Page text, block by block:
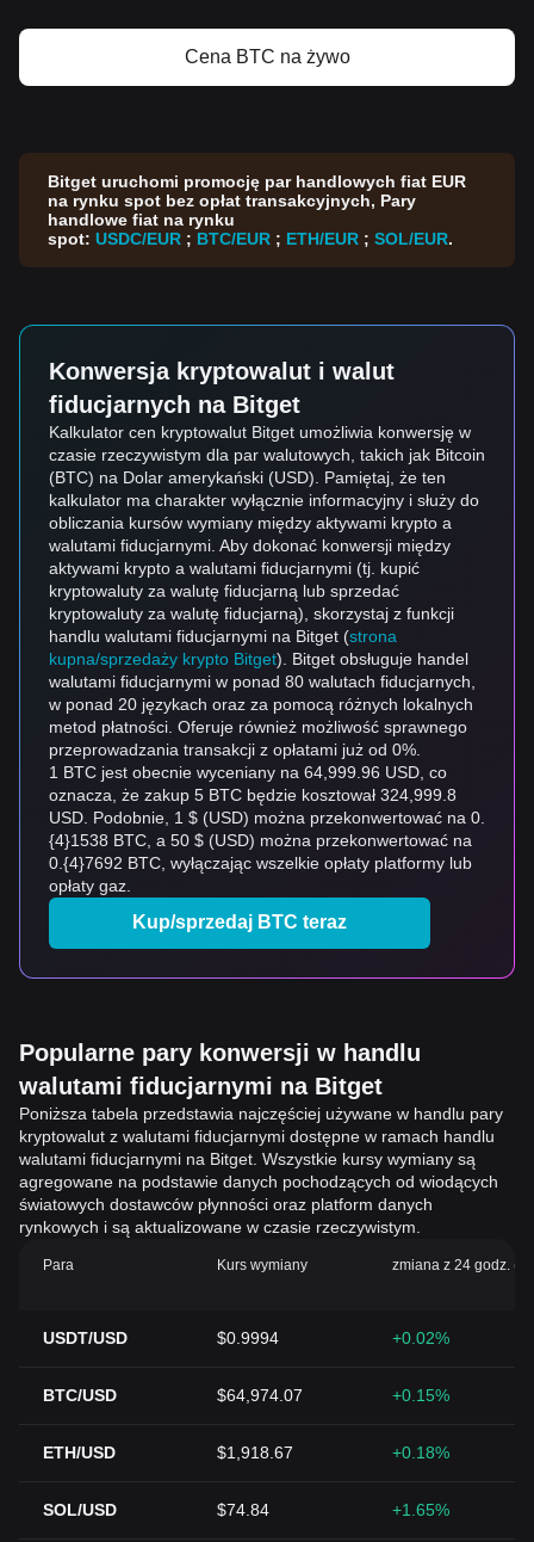
Cena BTC na żywo
Bitget uruchomi promocję par handlowych fiat EUR
na rynku spot bez opłat transakcyjnych, Pary
handlowe fiat na rynku
spot: USDC/EUR ; BTC/EUR ; ETH/EUR ; SOL/EUR.
Konwersja kryptowalut i walut
fiducjarnych na Bitget
Kalkulator cen kryptowalut Bitget umożliwia konwersję w
czasie rzeczywistym dla par walutowych, takich jak Bitcoin
(BTC) na Dolar amerykański (USD). Pamiętaj, że ten
kalkulator ma charakter wyłącznie informacyjny i służy do
obliczania kursów wymiany między aktywami krypto a
walutami fiducjarnymi. Aby dokonać konwersji między
aktywami krypto a walutami fiducjarnymi (tj. kupić
kryptowaluty za walutę fiducjarną lub sprzedać
kryptowaluty za walutę fiducjarną), skorzystaj z funkcji
handlu walutami fiducjarnymi na Bitget (strona
kupna/sprzedaży krypto Bitget). Bitget obsługuje handel
walutami fiducjarnymi w ponad 80 walutach fiducjarnych,
w ponad 20 językach oraz za pomocą różnych lokalnych
metod płatności. Oferuje również możliwość sprawnego
przeprowadzania transakcji z opłatami już od 0%.
1 BTC jest obecnie wyceniany na 64,999.96 USD, co
oznacza, że zakup 5 BTC będzie kosztował 324,999.8
USD. Podobnie, 1 $ (USD) można przekonwertować na 0.
{4}1538 BTC, a 50 $ (USD) można przekonwertować na
0.{4}7692 BTC, wyłączając wszelkie opłaty platformy lub
opłaty gaz.
Kup/sprzedaj BTC teraz
Popularne pary konwersji w handlu
walutami fiducjarnymi na Bitget
Poniższa tabela przedstawia najczęściej używane w handlu pary
kryptowalut z walutami fiducjarnymi dostępne w ramach handlu
walutami fiducjarnymi na Bitget. Wszystkie kursy wymiany są
agregowane na podstawie danych pochodzących od wiodących
światowych dostawców płynności oraz platform danych
rynkowych i są aktualizowane w czasie rzeczywistym.
Para Kurs wymiany zmiana z 24 godz.
USDT/USD $0.9994 +0.02%
BTC/USD $64,974.07 +0.15%
ETH/USD $1,918.67 +0.18%
SOL/USD $74.84 +1.65%